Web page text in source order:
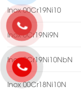
Inox 00Cr19Ni10
Inox 0Cr19Ni9N
Inox 0Cr19Ni10NbN
Inox 00Cr18Ni10N